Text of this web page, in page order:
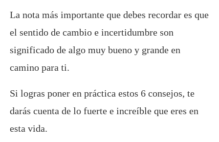
La nota más importante que debes recordar es que
el sentido de cambio e incertidumbre son
significado de algo muy bueno y grande en
camino para ti.
Si logras poner en práctica estos 6 consejos, te
darás cuenta de lo fuerte e increíble que eres en
esta vida.